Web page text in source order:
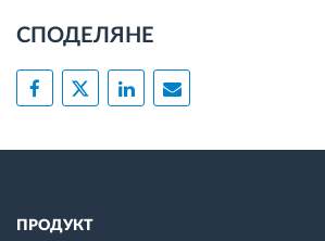
СПОДЕЛЯНЕ
ПРОДУКТ